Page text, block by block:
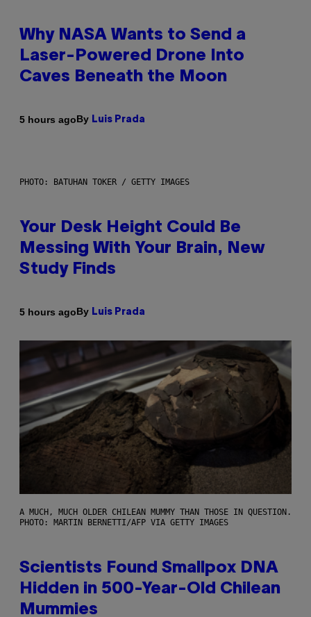
Why NASA Wants to Send a
Laser-Powered Drone Into
Caves Beneath the Moon
5 hours agoBy Luis Prada
PHOTO: BATUHAN TOKER / GETTY IMAGES
Your Desk Height Could Be
Messing With Your Brain, New
Study Finds
5 hours agoBy Luis Prada
A MUCH, MUCH OLDER CHILEAN MUMMY THAN THOSE IN QUESTION.
PHOTO: MARTIN BERNETTI/AFP VIA GETTY IMAGES
Scientists Found Smallpox DNA
Hidden in 500-Year-Old Chilean
Mummies